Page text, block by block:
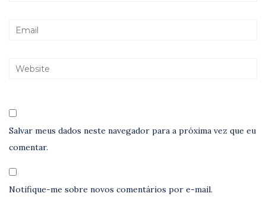
Salvar meus dados neste navegador para a próxima vez que eu
comentar.
Notifique-me sobre novos comentários por e-mail.